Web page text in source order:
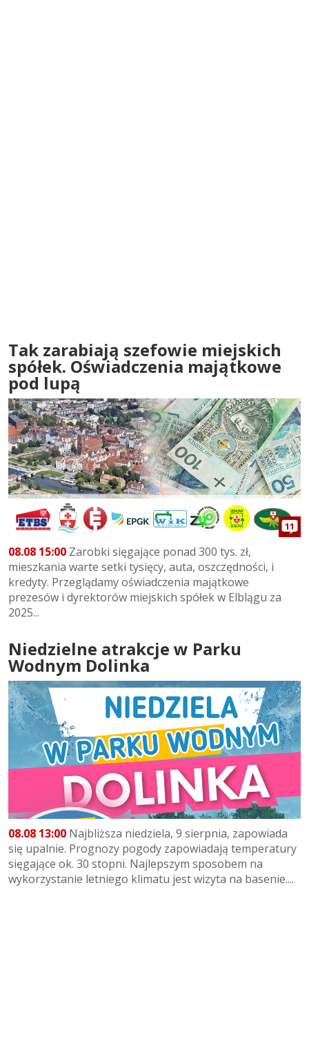
Tak zarabiają szefowie miejskich
spółek. Oświadczenia majątkowe
pod lupą
11
08.08 15:00 Zarobki sięgające ponad 300 tys. zł,
mieszkania warte setki tysięcy, auta, oszczędności, i
kredyty. Przeglądamy oświadczenia majątkowe
prezesów i dyrektorów miejskich spółek w Elblągu za
2025...
Niedzielne atrakcje w Parku
Wodnym Dolinka
08.08 13:00 Najbliższa niedziela, 9 sierpnia, zapowiada
się upalnie. Prognozy pogody zapowiadają temperatury
sięgające ok. 30 stopni. Najlepszym sposobem na
wykorzystanie letniego klimatu jest wizyta na basenie....